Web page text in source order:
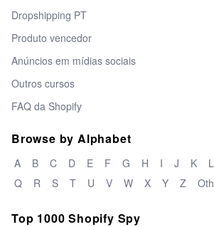
Dropshipping PT
Produto vencedor
Anúncios em mídias sociais
Outros cursos
FAQ da Shopify
Browse by Alphabet
A B C D E F G H I J K L
Q
R S T U V W X Y Z
Top 1000 Shopify Spy